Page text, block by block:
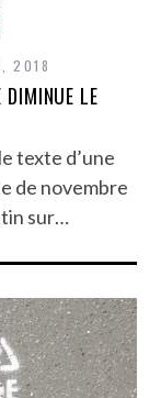
2018
DIMINUE LE
texte d’une
de novembre
sur…